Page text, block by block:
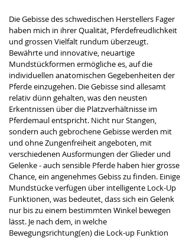
fager bits.png
Die Gebisse des schwedischen Herstellers Fager
haben mich in ihrer Qualität, Pferdefreudlichkeit
und grossen Vielfalt rundum überzeugt.
Bewährte und innovative, neuartige
Mundstückformen ermögliche es, auf die
individuellen anatomischen Gegebenheiten der
Pferde einzugehen. Die Gebisse sind allesamt
relativ dünn gehalten, was den neusten
Erkentnissen über die Platzverhältnisse im
Pferdemaul entspricht. Nicht nur Stangen,
sondern auch gebrochene Gebisse werden mit
und ohne Zungenfreiheit angeboten, mit
verschiedenen Ausformungen der Glieder und
Gelenke - auch sensible Pferde haben hier grosse
Chance, ein angenehmes Gebiss zu finden. Einige
Mundstücke verfügen über intelligente Lock-Up
Funktionen, was bedeutet, dass sich ein Gelenk
nur bis zu einem bestimmten Winkel bewegen
lässt. Je nach dem, in welche
Bewegungsrichtung(en) die Lock-up Funktion